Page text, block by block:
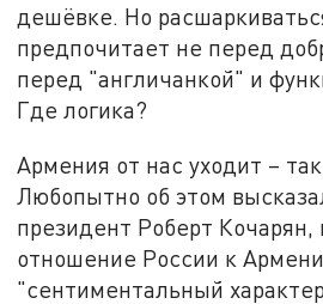
дешёвке. Но
предпочитает не перед
перед "англичанкой" и
Где логика?
Армения от нас уходит –
Любопытно об этом
президент Роберт Кочарян,
отношение России к
"сентиментальный